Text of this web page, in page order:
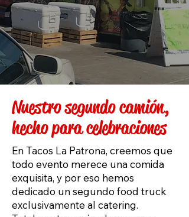
Nuestro segundo camión,
hecho para celebraciones
En Tacos La Patrona, creemos que
todo evento merece una comida
exquisita, y por eso hemos
dedicado un segundo food truck
exclusivamente al catering.